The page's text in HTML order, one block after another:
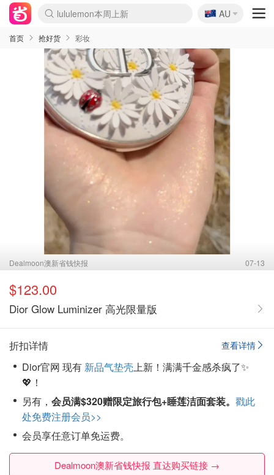
lululemon本周上新
Sasa美妆护肤3.5折
SSENSE年中3折
FreshBeauty好价汇总
Cettire降价+叠9折
Farfetch折上8折
WWS Coles超市实拍
viagogo二手票捡漏
Myer清仓1折起
The Outnet奢牌1折起
David Jones 3折起
Flannels大牌1折
Perfumes Club护肤1折
AMIRO返校季6.2折
Oweek抽奖送Airpods
Amazon折扣汇总
eToro入金$200送$50
Amazon数码好物
ICONIC本周7.5折
ThedoubleF高奢地板价
Moose Knuckles 6折
丝芙兰5折起
EUFY官网3.7折起
Selenichast首饰2折
Trip机票酒店促销
YSL送5件彩妆礼
Amazon家居好物
BIGBANG巡演开票
David Jones时尚3折
Amazon美妆护肤
雅漾大喷$8
过敏原检测盒$33
伊索独家赠50ml沐浴露
科颜氏送高保湿面霜
SEALIFE海洋馆门票6折
丝塔芙大白罐$16
订阅Newsletter送香薰
Cult Beauty 6.8折
Harrods圣诞日历2.3折
LN-CC奢牌私促3折
d'Alba空姐喷雾$16
EVE LOM套装逆天2折
Bernardelli独家4折
Adore Beauty 6折起
CT圣诞日历
Mytheresa奢品2.7折
🇦🇺
AU
首页 抢好货 彩妆
Dealmoon澳新省钱快报 07-13
$123.00
Dior Glow Luminizer 高光限量版
查看详情
折扣详情
Dior官网 现有 新品气垫壳上新！满满千金感杀疯了✨
💖！
另有， 会员满$320赠限定旅行包+睡莲洁面套装。 戳此
处免费注册会员>>
会员享任意订单免运费。
Dealmoon澳新省钱快报 直达购买链接 →